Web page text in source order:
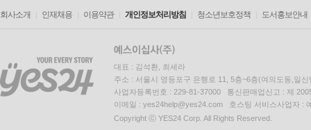
회사소개 인재채용 이용약관 개인정보처리방침 청소년보호정책 도서홍보안내
대표 : 김석환, 최세라
주소 : 서울시 영등포구 은행로 11, 5층~6층(여의도동,일신
사업자등록번호 : 229-81-37000 통신판매업신고 : 제
이메일 : yes24help@yes24.com 호스팅 서비스사업자 :
Copyright ⓒ YES24 Corp. All Rights Reserved.